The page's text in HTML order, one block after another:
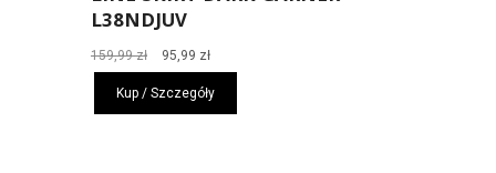
L38NDJUV
159,99zł
Pierwotna
cena
wynosiła:
159,99 zł.
95,99 złAktualna
cena
wynosi:
95,99 zł.
Kup / Szczegóły